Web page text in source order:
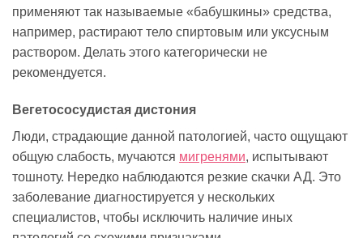
применяют так называемые «бабушкины» средства,
например, растирают тело спиртовым или уксусным
раствором. Делать этого категорически не
рекомендуется.
Вегетососудистая дистония
Люди, страдающие данной патологией, часто ощущают
общую слабость, мучаются мигренями, испытывают
тошноту. Нередко наблюдаются резкие скачки АД. Это
заболевание диагностируется у нескольких
специалистов, чтобы исключить наличие иных